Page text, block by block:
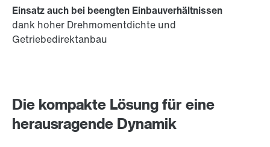
Die kompakte Lösung für eine
herausragende Dynamik
Einsatz auch bei beengten Einbauverhältnissen
dank hoher Drehmomentdichte und
Getriebedirektanbau